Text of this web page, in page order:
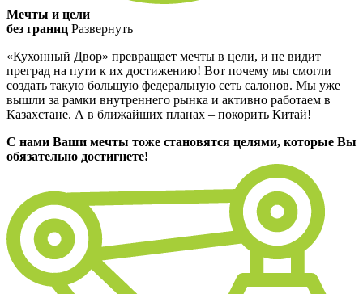
Мечты и цели
без границ Развернуть
«Кухонный Двор» превращает мечты в цели, и не видит
преград на пути к их достижению! Вот почему мы смогли
создать такую большую федеральную сеть салонов. Мы уже
вышли за рамки внутреннего рынка и активно работаем в
Казахстане. А в ближайших планах – покорить Китай!
С нами Ваши мечты тоже становятся целями, которые Вы
обязательно достигнете!